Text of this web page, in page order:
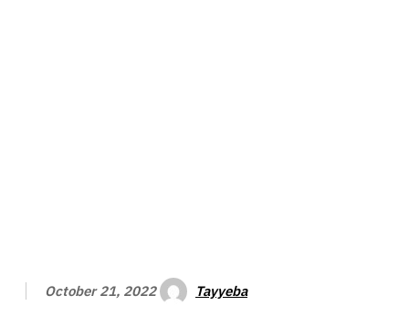
October 21, 2022 Tayyeba